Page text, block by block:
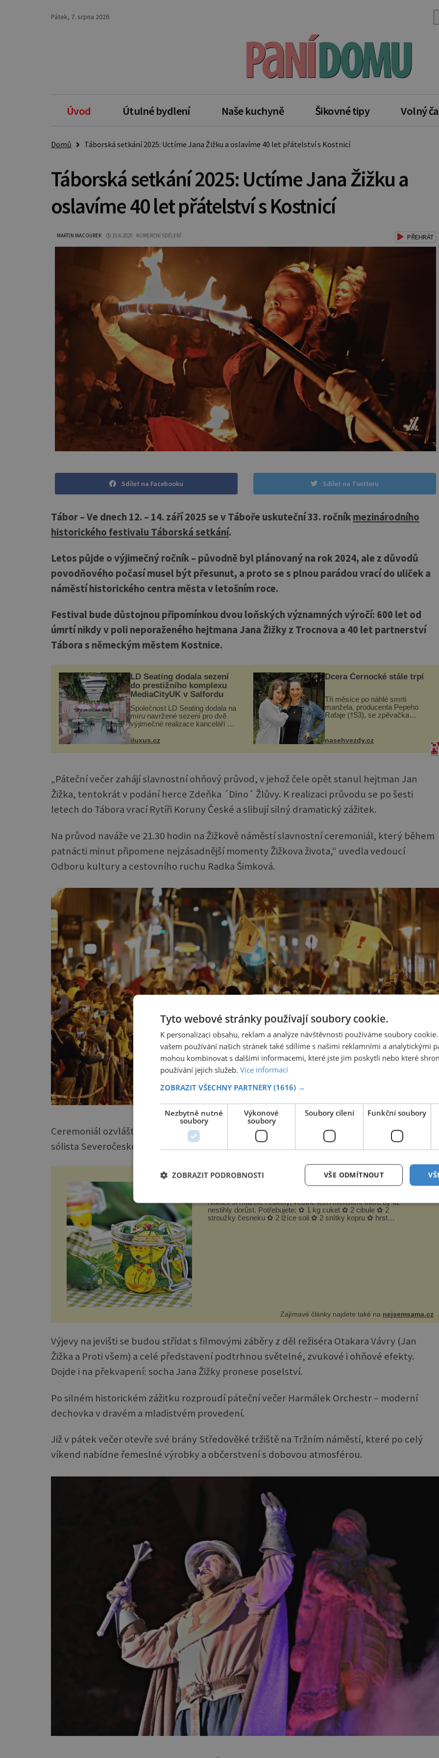
Pátek, 7. srpna 2026
Úvod Útulné bydlení Naše kuchyně Šikovné tipy Volný
Domů Táborská setkání 2025: Uctíme Jana Žižku a oslavíme 40 let přátelství s Kostnicí
Táborská setkání 2025: Uctíme Jana Žižku a
oslavíme 40 let přátelství s Kostnicí
MARTIN MACOUREK 10.6.2025 KOMERČNÍ SDĚLENÍ PŘEHRÁT
Sdílet na Facebooku Sdílet na Twitteru
Tábor – Ve dnech 12. – 14. září 2025 se v Táboře uskuteční 33. ročníkmezinárodního
historického festivalu Táborská setkání.
Letos půjde o výjimečný ročník – původně byl plánovaný na rok 2024, ale z důvodů
povodňového počasí musel být přesunut, a proto se s plnou parádou vrací do uliček a
náměstí historického centra města v letošním roce.
Festival bude důstojnou připomínkou dvou loňských významných výročí: 600 let od
úmrtí nikdy v poli neporaženého hejtmana Jana Žižky z Trocnova a 40 let partnerství
Tábora s německým městem Kostnice.
LD Seating dodala sezení
do prestižního komplexu
MediaCityUK v Salfordu
Společnost LD Seating dodala na
míru navržené sezení pro dvě
výjimečné realizace kanceláří v
Salfordu – konkrétně do budov
Komplex budov Media...
iluxus.cz
Dcera Černocké stále trpí
Tři měsíce po náhlé smrti
manžela, producenta Pepeho
Rafaje (†53), se zpěvačka
ozvala veřejnosti. Na sociální síti
sdílela, že se snaží fung...
nasehvezdy.cz
„Páteční večer zahájí slavnostní ohňový průvod, v jehož čele opět stanul hejtman Jan
Žižka, tentokrát v podání herce Zdeňka ´Dino´ Žlůvy. K realizaci průvodu se po šesti
letech do Tábora vrací Rytíři Koruny České a slibují silný dramatický zážitek.
Na průvod naváže ve 21.30 hodin na Žižkově náměstí slavnostní ceremoniál, který během
patnácti minut připomene nejzásadnější momenty Žižkova života,“ uvedla vedoucí
Odboru kultury a cestovního ruchu Radka Šimková.
Ceremoniál ozvláštní profesionální šermíři Merlet, herec Tomáš Karger jako kronikář a
sólista Severočeského divadla Martin Matoušek s husitským chorálem.
Naložit si můžete i cukety, včetně těch menších, které by už
nestihly dorůst. Potřebujete: ✿ 1 kg cuket ✿ 2 cibule ✿ 2
stroužky česneku ✿ 2 lžíce soli ✿ 2 snítky kopru ✿ hrst
Zajímavé články najdete také na nejsemsama.cz
Výjevy na jevišti se budou střídat s filmovými záběry z děl režiséra Otakara Vávry (Jan
Žižka a Proti všem) a celé představení podtrhnou světelné, zvukové i ohňové efekty.
Dojde i na překvapení: socha Jana Žižky pronese poselství.
Po silném historickém zážitku rozproudí páteční večer Harmálek Orchestr – moderní
dechovka v dravém a mladistvém provedení.
Již v pátek večer otevře své brány Středověké tržiště na Tržním náměstí, které po celý
víkend nabídne řemeslné výrobky a občerstvení s dobovou atmosférou.
Tyto webové stránky používají soubory cookie.
K personalizaci obsahu, reklam a analýze návštěvnosti používáme soubory
vašem používání našich stránek také sdílíme s našimi reklamními a analytickými
mohou kombinovat s dalšími informacemi, které jste jim poskytli nebo které
používání jejich služeb. Více informací
ZOBRAZIT VŠECHNY PARTNERY (1616) →
Nezbytně nutné
soubory
Výkonové
soubory
Soubory cílení Funkční soubory
VŠE ODMÍTNOUT
ZOBRAZIT PODROBNOSTI